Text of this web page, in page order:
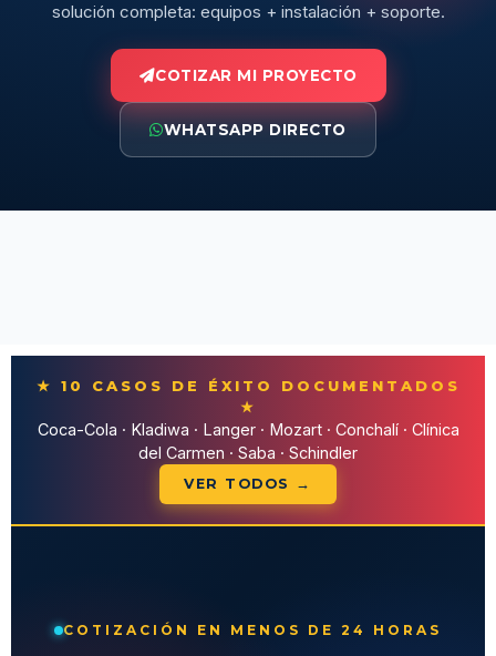
solución completa: equipos + instalación + soporte.
COTIZAR MI PROYECTO
WHATSAPP DIRECTO
★ 10 CASOS DE ÉXITO DOCUMENTADOS
★
Coca-Cola · Kladiwa · Langer · Mozart · Conchalí · Clínica
del Carmen · Saba · Schindler
VER TODOS →
COTIZACIÓN EN MENOS DE 24 HORAS